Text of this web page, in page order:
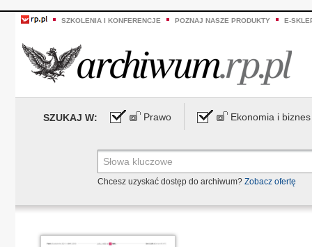
SZKOLENIA I KONFERENCJE POZNAJ NASZE PRODUKTY E-
SZUKAJ W: Prawo Ekonomia i biznes
Chcesz uzyskać dostęp do archiwum? Zobacz ofertę